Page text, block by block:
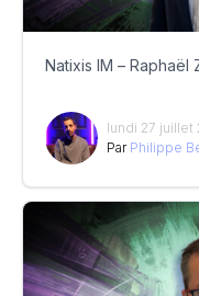
Natixis IM –
lundi 27 juillet
Par Philippe